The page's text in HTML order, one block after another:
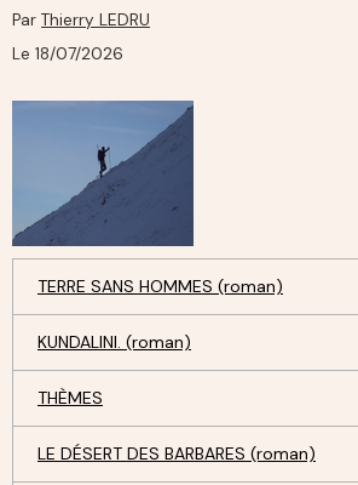
Par Thierry LEDRU
Le 18/07/2026
TERRE SANS HOMMES (roman)
KUNDALINI. (roman)
THÈMES
LE DÉSERT DES BARBARES (roman)